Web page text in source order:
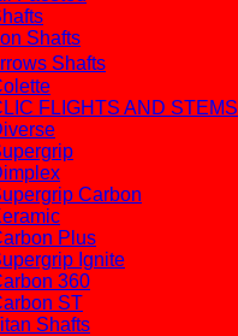
Shafts
Shafts
FLIGHTS AND STEMS
Carbon
Plus
Ignite
360
ST
Shafts